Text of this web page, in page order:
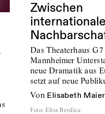
Zwischen
Das Theaterhaus
Mannheimer
neue Dramatik aus
setzt auf neue
von Elisabeth Maier
Foto: Elisa Berdica